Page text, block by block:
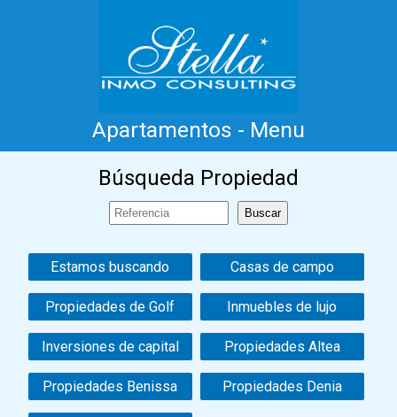
Apartamentos - Menu
Costa Blanca Venta Alquiler
Nueva Construcción Información
Búsqueda Propiedad
Estamos buscando Casas de campo
Propiedades de Golf Inmuebles de lujo
Inversiones de capital Propiedades Altea
Propiedades Benissa Propiedades Denia